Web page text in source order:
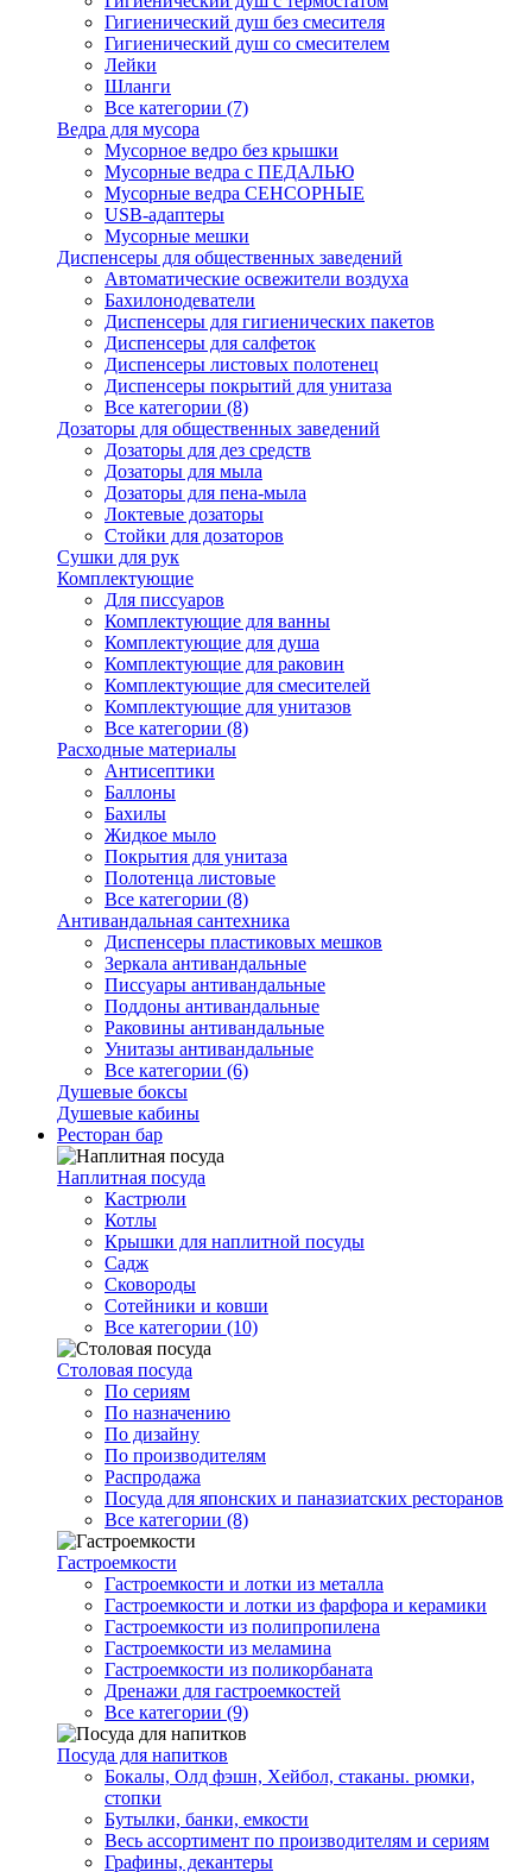
Гигиенический душ без смесителя
Гигиенический душ со смесителем
Лейки
Шланги
Все категории (7)
Ведра для мусора
Мусорное ведро без крышки
Мусорные ведра с ПЕДАЛЬЮ
Мусорные ведра СЕНСОРНЫЕ
USB-адаптеры
Мусорные мешки
Диспенсеры для общественных заведений
Автоматические освежители воздуха
Бахилонодеватели
Диспенсеры для гигиенических пакетов
Диспенсеры для салфеток
Диспенсеры листовых полотенец
Диспенсеры покрытий для унитаза
Все категории (8)
Дозаторы для общественных заведений
Дозаторы для дез средств
Дозаторы для мыла
Дозаторы для пена-мыла
Локтевые дозаторы
Стойки для дозаторов
Сушки для рук
Комплектующие
Для писсуаров
Комплектующие для ванны
Комплектующие для душа
Комплектующие для раковин
Комплектующие для смесителей
Комплектующие для унитазов
Все категории (8)
Расходные материалы
Антисептики
Баллоны
Бахилы
Жидкое мыло
Покрытия для унитаза
Полотенца листовые
Все категории (8)
Антивандальная сантехника
Диспенсеры пластиковых мешков
Зеркала антивандальные
Писсуары антивандальные
Поддоны антивандальные
Раковины антивандальные
Унитазы антивандальные
Все категории (6)
Душевые боксы
Душевые кабины
Ресторан бар
Наплитная посуда
Кастрюли
Котлы
Крышки для наплитной посуды
Садж
Сковороды
Сотейники и ковши
Все категории (10)
Столовая посуда
По сериям
По назначению
По дизайну
По производителям
Распродажа
Посуда для японских и паназиатских ресторанов
Все категории (8)
Гастроемкости
Гастроемкости и лотки из металла
Гастроемкости и лотки из фарфора и керамики
Гастроемкости из полипропилена
Гастроемкости из меламина
Гастроемкости из поликорбаната
Дренажи для гастроемкостей
Все категории (9)
Посуда для напитков
Бокалы, Олд фэшн, Хейбол, стаканы. рюмки,
стопки
Бутылки, банки, емкости
Весь ассортимент по производителям и сериям
Графины, декантеры